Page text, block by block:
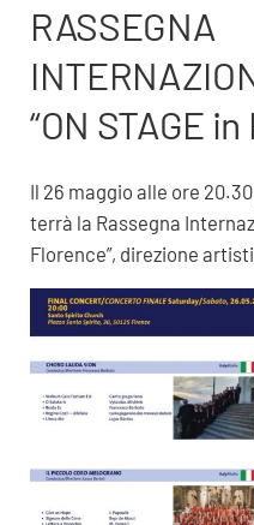
RASSEGNA
“ON STAGE
Il 26 maggio alle ore
terrà la Rassegna
Florence”, direzione